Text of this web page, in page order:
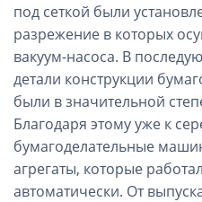
под сеткой были
разрежение в которых
вакуум-насоса. В
детали конструкции
были в значительной
Благодаря этому уже к
бумагоделательные
агрегаты, которые
автоматически. От